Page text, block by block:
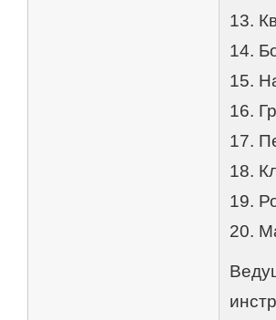
13.
14.
15.
16.
17.
18.
19.
20.